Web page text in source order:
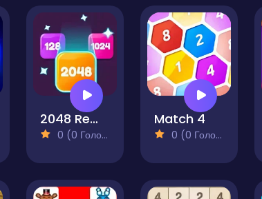
2048 Remastered
0 (0 Голосів)
Match 4
0 (0 Голосів)